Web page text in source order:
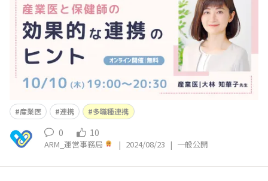
例を知りたい方産業医ともっとうまく連携したい！そんな
方へ。短い時間で効果的に連携を進める方法や、産業医の
視点
産業医 連携 多職種連携
0 10
ARM_運営事務局 | 2024/08/23 | 一般公開